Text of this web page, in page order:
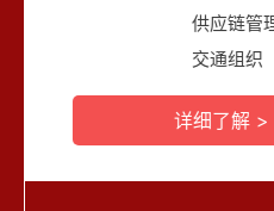
供应链管
交通组织
详细了解 >